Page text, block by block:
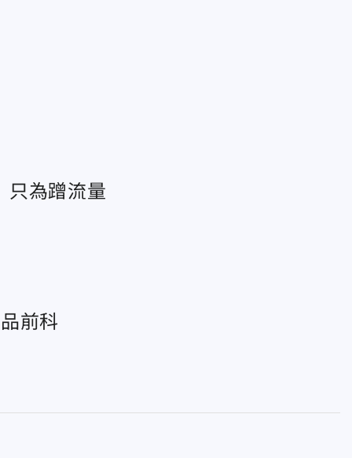
為蹭流量
前科